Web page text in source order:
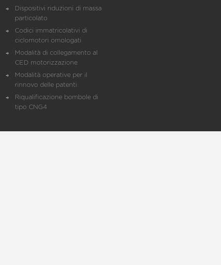
Dispositivi riduzioni di massa
particolato
Codici immatricolativi di
ciclomotori omologati
Modalità di collegamento al
CED motorizzazione
Modalità operative per il
rinnovo delle patenti
Riqualificazione bombole di
tipo CNG4